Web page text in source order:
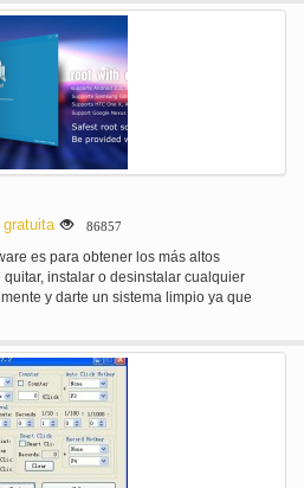
pulsa la tecla de acceso rápido otra
86857
es para obtener los más altos
instalar o desinstalar cualquier
y darte un sistema limpio ya que